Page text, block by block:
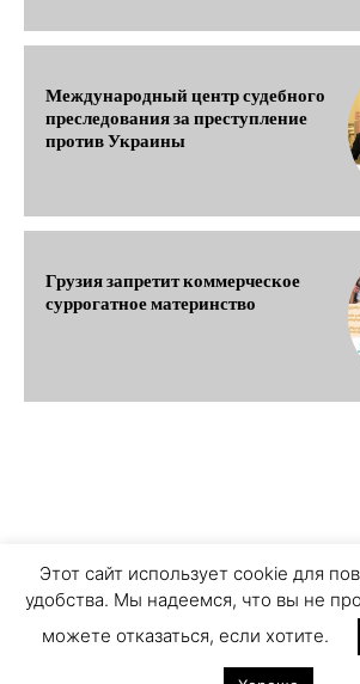
Международный центр судебного
преследования за преступление
против Украины
Грузия запретит коммерческое
суррогатное материнство
COOKIE ЗАПИСИ
Этот сайт использует cookie для
удобства. Мы надеемся, что вы не
можете отказаться, если хотите.